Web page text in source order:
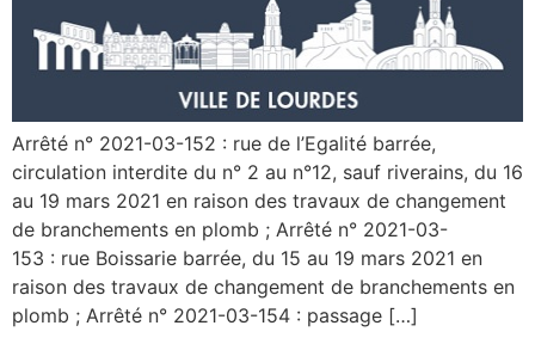
Arrêté n° 2021-03-152 : rue de l’Egalité barrée,
circulation interdite du n° 2 au n°12, sauf riverains, du 16
au 19 mars 2021 en raison des travaux de changement
de branchements en plomb ; Arrêté n° 2021-03-
153 : rue Boissarie barrée, du 15 au 19 mars 2021 en
raison des travaux de changement de branchements en
plomb ; Arrêté n° 2021-03-154 : passage […]